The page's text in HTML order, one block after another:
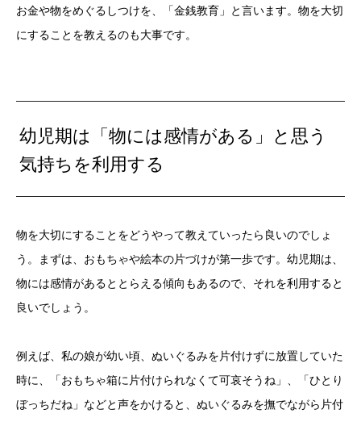
お金や物をめぐるしつけを、「金銭教育」と言います。物を大切
にすることを教えるのも大事です。
幼児期は「物には感情がある」と思う
気持ちを利用する
物を大切にすることをどうやって教えていったら良いのでしょ
う。まずは、おもちゃや絵本の片づけが第一歩です。幼児期は、
物には感情があるととらえる傾向もあるので、それを利用すると
良いでしょう。
例えば、私の娘が幼い頃、ぬいぐるみを片付けずに放置していた
時に、「おもちゃ箱に片付けられなくて可哀そうね」、「ひとり
ぼっちだね」などと声をかけると、ぬいぐるみを撫でながら片付